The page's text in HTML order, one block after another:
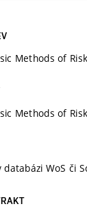
Methods of
Methods of
WoS či